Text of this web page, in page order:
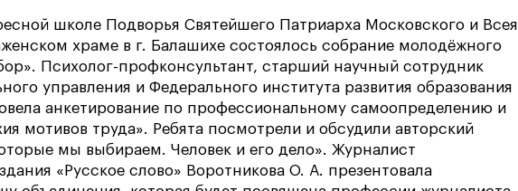
школе Подворья Святейшего Патриарха Московского и Всея
храме в г. Балашихе состоялось собрание молодёжного
Психолог-профконсультант, старший научный сотрудник
управления и Федерального института развития образования
анкетирование по профессиональному самоопределению и
мотивов труда». Ребята посмотрели и обсудили авторский
мы выбираем. Человек и его дело». Журналист
«Русское слово» Воротникова О. А. презентовала